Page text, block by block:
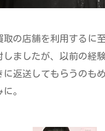
の店舗を利用するに
しましたが、以前の経
に返送してもらうのも
。